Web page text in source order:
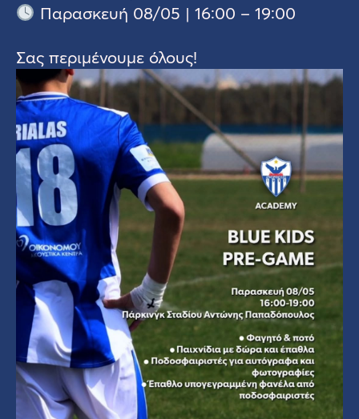
Παρασκευή 08/05 | 16:00 – 19:00
Σας περιμένουμε όλους!